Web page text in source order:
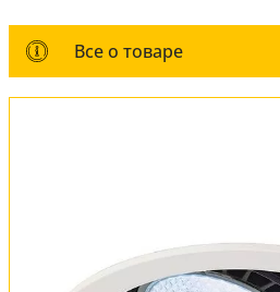
Все о товаре
Все о товаре
Оплата и доставка